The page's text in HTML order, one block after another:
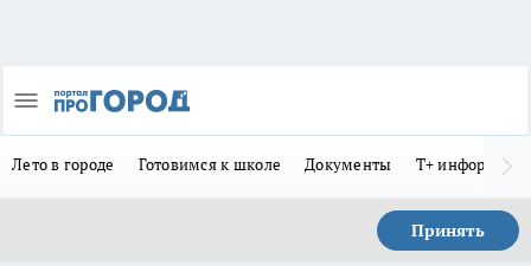
Лето в городе Готовимся к школе Документы Т+
Принять